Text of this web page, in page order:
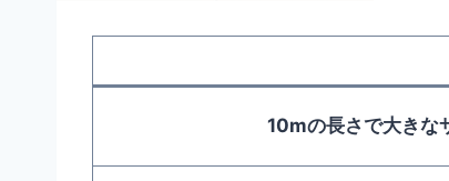
10mの長さで大きな